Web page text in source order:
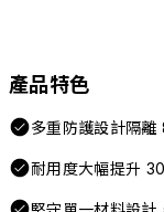
產品特色
多重防護設計隔離
耐用度大幅提升